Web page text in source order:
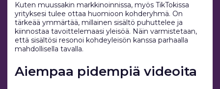
Kuten muussakin markkinoinnissa, myös TikTokissa
yrityksesi tulee ottaa huomioon kohderyhmä. On
tärkeää ymmärtää, millainen sisältö puhuttelee ja
kiinnostaa tavoittelemaasi yleisöä. Näin varmistetaan,
että sisältösi resonoi kohdeyleisön kanssa parhaalla
mahdollisella tavalla.
Aiempaa pidempiä videoita